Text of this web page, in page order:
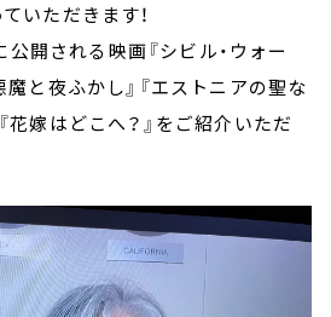
いただきます！
公開される映画『シビル・ウォー
魔と夜ふかし』『エストニアの聖な
花嫁はどこへ？』をご紹介いただ